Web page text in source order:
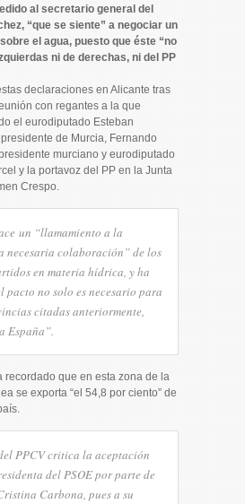
al secretario general del
“que se siente” a negociar un
el agua, puesto que éste “no
ni de derechas, ni del PP
declaraciones en Alicante tras
con regantes a la que
el eurodiputado Esteban
de Murcia, Fernando
murciano y eurodiputado
y la portavoz del PP en la Junta
Crespo.
un “llamamiento a la
necesaria colaboración” de los
en materia hídrica, y ha
pacto no solo es necesario para
citadas anteriormente,
España”.
recordado que en esta zona de la
se exporta “el 54,8 por ciento” de
PPCV critica la aceptación
del PSOE por parte de
Carbona, pues a su